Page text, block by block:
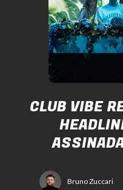
CLUB VIBE
Bruno Zuccari